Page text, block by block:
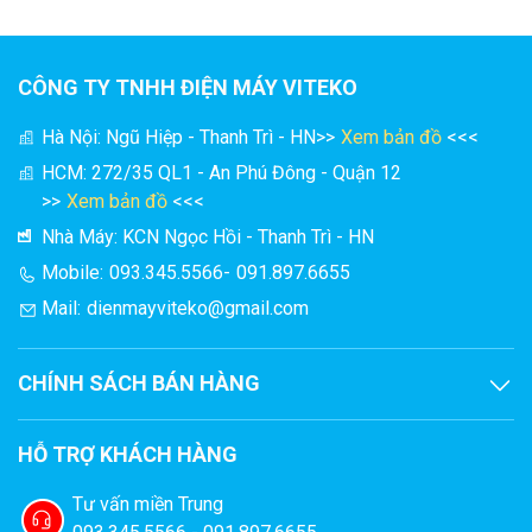
quan trọng của máy, đặc biệt là buồng hút và thanh hàn để
đảm bảo không có bất kỳ hư hỏng nào. Nếu phát hiện một
trong những bộ phận có vấn đề, hãy sửa chữa, khắc phục
trước khi vận hành để tránh trường hợp máy bị hư hỏng
nghiêm trọng hơn.
CÔNG TY TNHH ĐIỆN MÁY VITEKO
Hà Nội: Ngũ Hiệp - Thanh Trì - HN>> Xem bản đồ <<<
HCM: 272/35 QL1 - An Phú Đông - Quận 12
>> Xem bản đồ <<<
Nhà Máy: KCN Ngọc Hồi - Thanh Trì - HN
Mobile: 093.345.5566- 091.897.6655
Mail: dienmayviteko@gmail.com
CHÍNH SÁCH BÁN HÀNG
HỖ TRỢ KHÁCH HÀNG
Tư vấn miền Trung